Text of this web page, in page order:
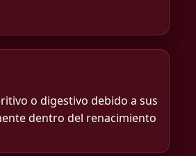
o digestivo debido a sus
dentro del renacimiento